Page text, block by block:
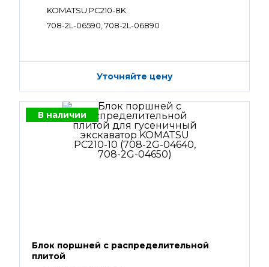
KOMATSU PC210-8K
708-2L-06590, 708-2L-06890
Уточняйте цену
В наличии
Блок поршней c распределительной
плитой